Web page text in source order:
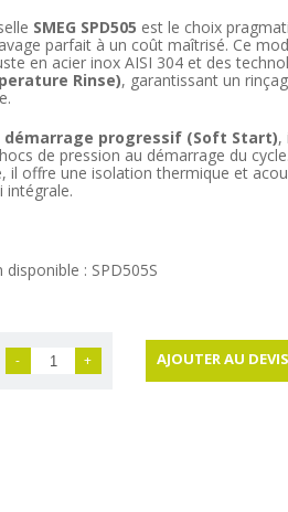
SMEG SPD505 est le choix
parfait à un coût maîtrisé. Ce
en acier inox AISI 304 et des
Rinse), garantissant un
démarrage progressif (Soft Start),
de pression au démarrage du
il offre une isolation thermique et
intégrale.
: SPD505S
- + AJOUTER AU DEVIS